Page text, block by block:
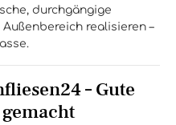
durchgängige
realisieren –
– Gute